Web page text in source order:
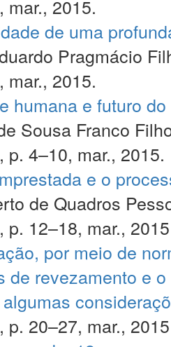
mar., 2015.
de uma
Pragmácio
mar., 2015.
humana e futuro
Sousa Franco
p. 4–10, mar., 2015.
e o
de Quadros
p. 12–18, mar.,
por meio de
de revezamento e
p. 20–27, mar.,